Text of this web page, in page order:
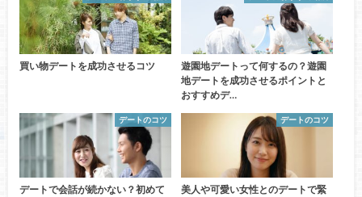
買い物デートを成功させるコツ
遊園地デートって何するの？遊園
地デートを成功させるポイントと
おすすめデ…
デートのコツ
デートで会話が続かない？初めて
デートのコツ
美人や可愛い女性とのデートで緊